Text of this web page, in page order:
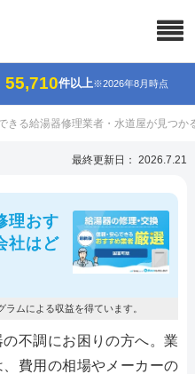
55,710件以上※2026年8月時点
きる給湯器修理業者・水道屋が見つか
最終更新日： 2026.7.21
理おす
社はど
ムによる収益を得ています。
不調にお困りの方へ。業
費用の相場やメーカーの